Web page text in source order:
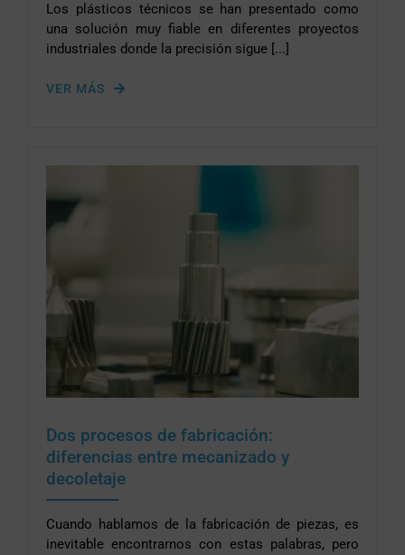
Los plásticos técnicos se han presentado como
una solución muy fiable en diferentes proyectos
industriales donde la precisión sigue [...]
VER MÁS
Dos procesos de fabricación:
diferencias entre mecanizado y
decoletaje
Cuando hablamos de la fabricación de piezas, es
inevitable encontrarnos con estas palabras, pero